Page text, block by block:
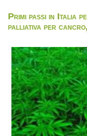
Primi passi in Italia
palliativa per